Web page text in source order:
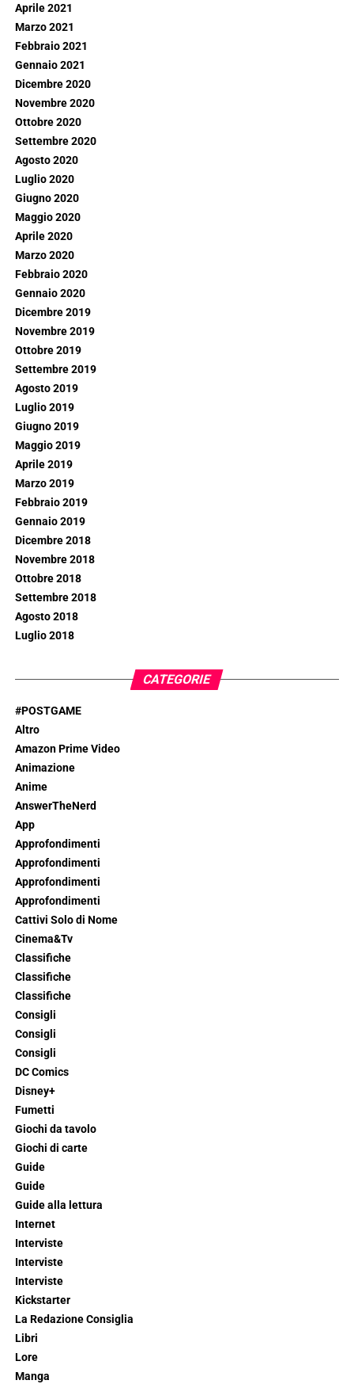
Aprile 2021
Marzo 2021
Febbraio 2021
Gennaio 2021
Dicembre 2020
Novembre 2020
Ottobre 2020
Settembre 2020
Agosto 2020
Luglio 2020
Giugno 2020
Maggio 2020
Aprile 2020
Marzo 2020
Febbraio 2020
Gennaio 2020
Dicembre 2019
Novembre 2019
Ottobre 2019
Settembre 2019
Agosto 2019
Luglio 2019
Giugno 2019
Maggio 2019
Aprile 2019
Marzo 2019
Febbraio 2019
Gennaio 2019
Dicembre 2018
Novembre 2018
Ottobre 2018
Settembre 2018
Agosto 2018
Luglio 2018
CATEGORIE
#POSTGAME
Altro
Amazon Prime Video
Animazione
Anime
AnswerTheNerd
App
Approfondimenti
Approfondimenti
Approfondimenti
Approfondimenti
Cattivi Solo di Nome
Cinema&Tv
Classifiche
Classifiche
Classifiche
Consigli
Consigli
Consigli
DC Comics
Disney+
Fumetti
Giochi da tavolo
Giochi di carte
Guide
Guide
Guide alla lettura
Internet
Interviste
Interviste
Interviste
Kickstarter
La Redazione Consiglia
Libri
Lore
Manga